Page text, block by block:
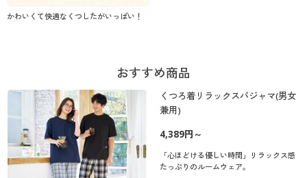
かわいくて快適なくつしたがいっぱい！
おすすめ商品
くつろ着リラックスパジャマ(男女
兼用)
4,389円～
「心ほどける優しい時間」リラックス感
たっぷりのルームウェア。